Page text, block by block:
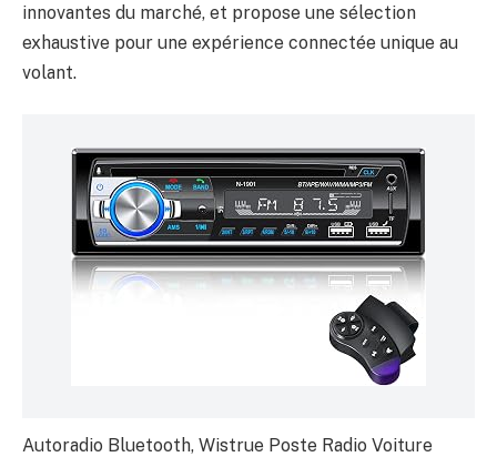
innovantes du marché, et propose une sélection
exhaustive pour une expérience connectée unique au
volant.
Autoradio Bluetooth, Wistrue Poste Radio Voiture